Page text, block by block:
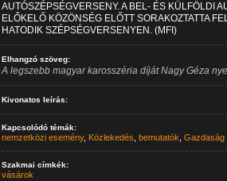
AUTÓSZÉPSÉGVERSENY. A BEL- ÉS KÜLFÖLDI
ELŐKELŐ KÖZÖNSÉG ELŐTT SORAKOZTATTA
HATODIK SZÉPSÉGVERSENYEN. (MFI)
Elhangzó szöveg:
A legszebb magyar karosszéria díját Nagy Géza
Kivonatos leírás:
Kapcsolódó témák:
nemzetközi esemény, Közlekedés bemutatók Gazdaság
Szakmai címkék:
vásárok